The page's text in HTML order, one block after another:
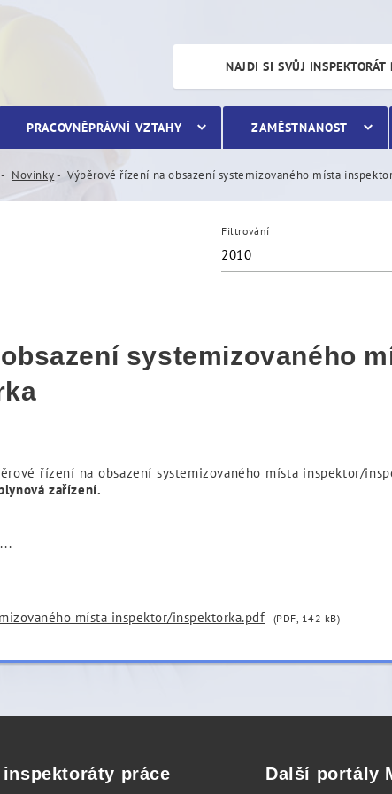
systemizovaného
NAJDI SI SVŮJ INSPEKTORÁT
PRACOVNĚPRÁVNÍ VZTAHY ZAMĚSTNANOST
Novinky Výběrové řízení na obsazení systemizovaného místa
Filtrování
2010
systemizovaného
řízení na obsazení systemizovaného místa inspektor/
zařízení.
místa inspektor/inspektorka.pdf (PDF, 142 kB)
práce Další portály